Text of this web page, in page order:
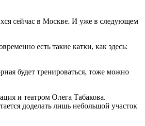
сейчас в Москве. И уже в следующем
есть такие катки, как здесь:
будет тренироваться, тоже можно
и театром Олега Табакова.
доделать лишь небольшой участок